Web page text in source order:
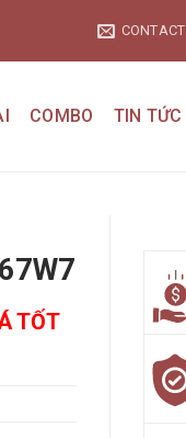
CONTACT
COMBO TIN TỨC
TỐT